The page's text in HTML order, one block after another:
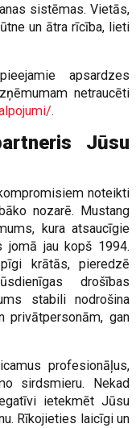
sistēmas. Vietās,
un ātra rīcība, lieti
apsardzes
netraucēti
.
Jūsu
noteikti
nozarē. Mustang
kura atsaucīgie
jomā jau kopš 1994.
krātās, pieredzē
drošības
stabili nodrošina
privātpersonām, gan
profesionāļus,
sirdsmieru. Nekad
ietekmēt Jūsu
Rīkojieties laicīgi un